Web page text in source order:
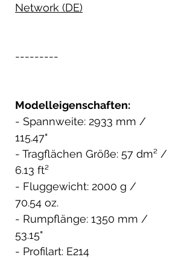
Network (DE)
---------
Modelleigenschaften:
- Spannweite: 2933 mm /
115.47"
- Tragflächen Größe: 57 dm² /
6.13 ft²
- Fluggewicht: 2000 g /
70.54 oz.
- Rumpflänge: 1350 mm /
53.15"
- Profilart: E214